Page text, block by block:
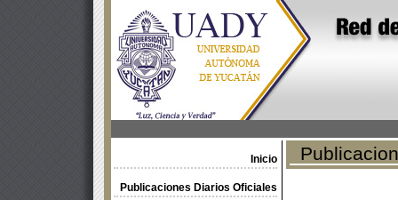
Inicio
Publicaciones Diarios Oficiales